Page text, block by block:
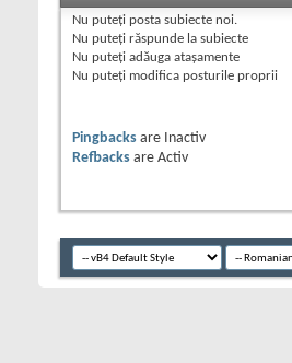
Nu puteţi posta subiecte noi.
Nu puteţi răspunde la subiecte
Nu puteţi adăuga ataşamente
Nu puteţi modifica posturile proprii
Pingbacks are
Inactiv
Refbacks are Activ